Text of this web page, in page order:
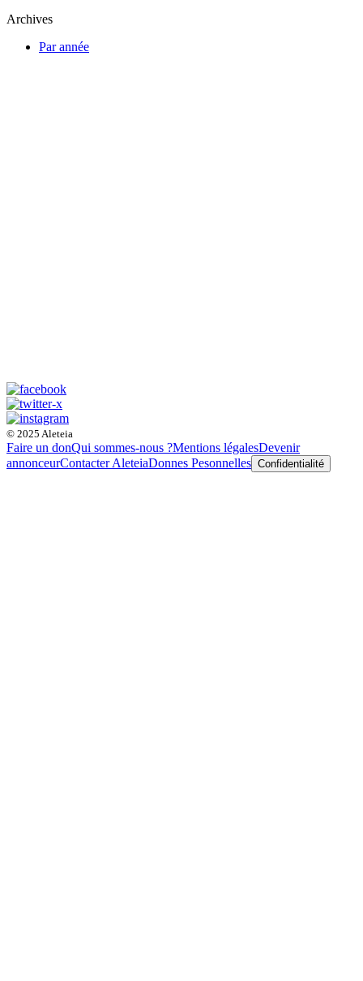
Archives
Par année
© 2025 Aleteia
Faire un donQui sommes-nous ?Mentions légalesDevenir
annonceurContacter AleteiaDonnes Pesonnelles Confidentialité